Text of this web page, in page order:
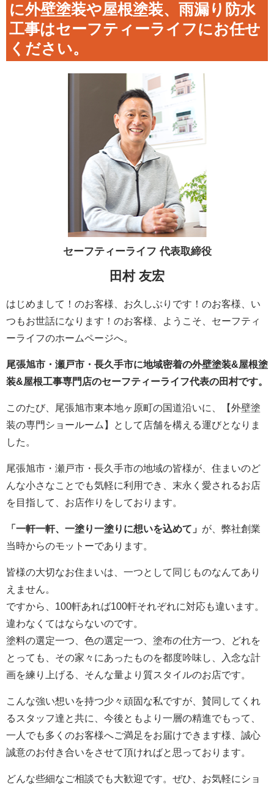
に外壁塗装や屋根塗装、雨漏り防水
工事はセーフティーライフにお任せ
ください。
セーフティーライフ 代表取締役
田村 友宏
はじめまして！のお客様、お久しぶりです！のお客様、い
つもお世話になります！のお客様、ようこそ、セーフティ
ーライフのホームページへ。
尾張旭市・瀬戸市・長久手市に地域密着の外壁塗装&屋根塗
装&屋根工事専門店のセーフティーライフ代表の田村です。
このたび、尾張旭市東本地ヶ原町の国道沿いに、【外壁塗
装の専門ショールーム】として店舗を構える運びとなりま
した。
尾張旭市・瀬戸市・長久手市の地域の皆様が、住まいのど
んな小さなことでも気軽に利用でき、末永く愛されるお店
を目指して、お店作りをしております。
「一軒一軒、一塗り一塗りに想いを込めて」 が、弊社創業
当時からのモットーであります。
皆様の大切なお住まいは、一つとして同じものなんてあり
えません。
ですから、100軒あれば100軒それぞれに対応も違います。
違わなくてはならないのです。
塗料の選定一つ、色の選定一つ、塗布の仕方一つ、どれを
とっても、その家々にあったものを都度吟味し、入念な計
画を練り上げる、そんな量より質スタイルのお店です。
こんな強い想いを持つ少々頑固な私ですが、賛同してくれ
るスタッフ達と共に、今後ともより一層の精進でもって、
一人でも多くのお客様へご満足をお届けできます様、誠心
誠意のお付き合いをさせて頂ければと思っております。
どんな些細なご相談でも大歓迎です。ぜひ、お気軽にショ